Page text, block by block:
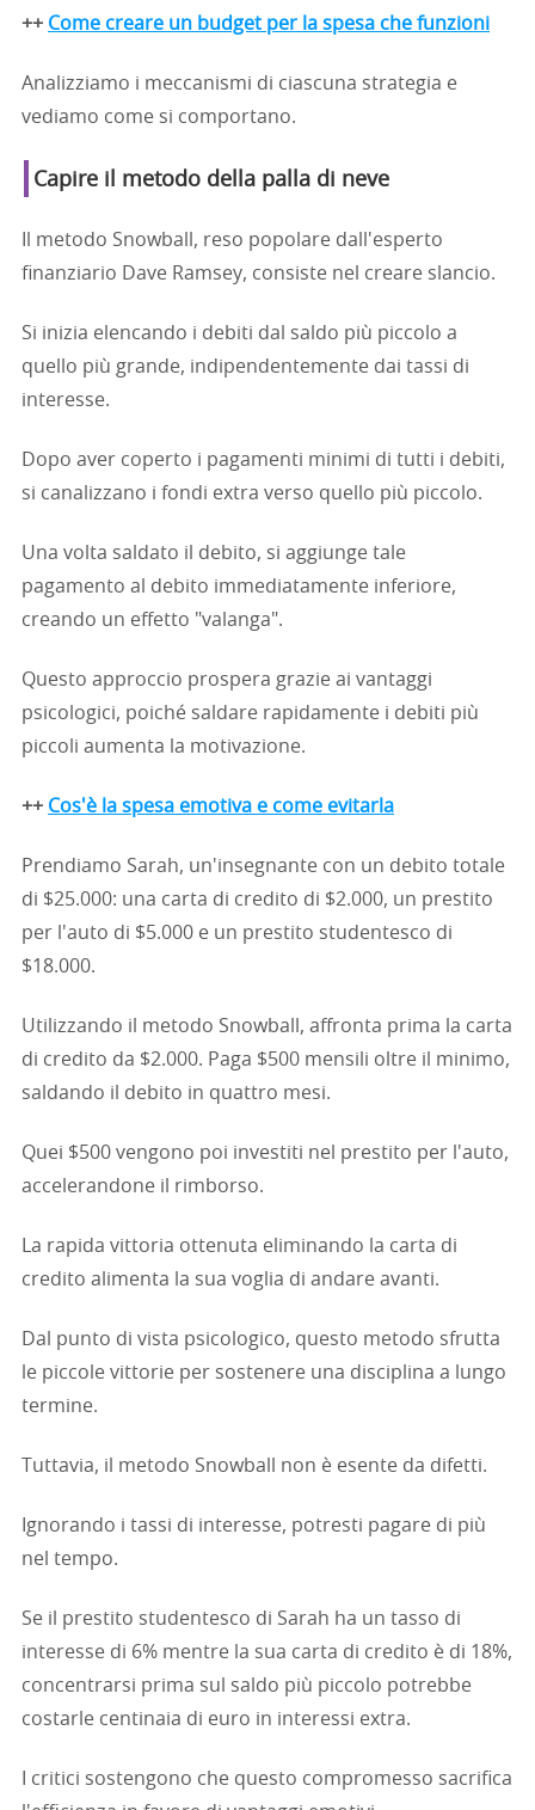
++ Come creare un budget per la spesa che funzioni
Analizziamo i meccanismi di ciascuna strategia e
vediamo come si comportano.
Capire il metodo della palla di neve
Il metodo Snowball, reso popolare dall'esperto
finanziario Dave Ramsey, consiste nel creare slancio.
Si inizia elencando i debiti dal saldo più piccolo a
quello più grande, indipendentemente dai tassi di
interesse.
Dopo aver coperto i pagamenti minimi di tutti i debiti,
si canalizzano i fondi extra verso quello più piccolo.
Una volta saldato il debito, si aggiunge tale
pagamento al debito immediatamente inferiore,
creando un effetto "valanga".
Questo approccio prospera grazie ai vantaggi
psicologici, poiché saldare rapidamente i debiti più
piccoli aumenta la motivazione.
++ Cos'è la spesa emotiva e come evitarla
Prendiamo Sarah, un'insegnante con un debito totale
di $25.000: una carta di credito di $2.000, un prestito
per l'auto di $5.000 e un prestito studentesco di
$18.000.
Utilizzando il metodo Snowball, affronta prima la carta
di credito da $2.000. Paga $500 mensili oltre il minimo,
saldando il debito in quattro mesi.
Quei $500 vengono poi investiti nel prestito per l'auto,
accelerandone il rimborso.
La rapida vittoria ottenuta eliminando la carta di
credito alimenta la sua voglia di andare avanti.
Dal punto di vista psicologico, questo metodo sfrutta
le piccole vittorie per sostenere una disciplina a lungo
termine.
Tuttavia, il metodo Snowball non è esente da difetti.
Ignorando i tassi di interesse, potresti pagare di più
nel tempo.
Se il prestito studentesco di Sarah ha un tasso di
interesse di 6% mentre la sua carta di credito è di 18%,
concentrarsi prima sul saldo più piccolo potrebbe
costarle centinaia di euro in interessi extra.
I critici sostengono che questo compromesso sacrifica